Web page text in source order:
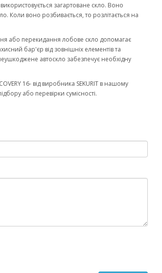
загартоване скло. Воно
Коли воно розбивається, то розлітається на
або перекидання лобове скло допомагає
бар'єр від зовнішніх елементів та
автоскло забезпечує необхідну
16- від виробника SEKURIT в нашому
або перевірки сумісності.